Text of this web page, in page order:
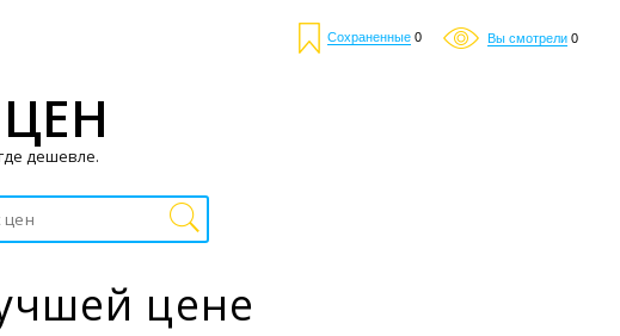
Сохраненные 0 Вы смотрели 0
цене
дешевле.